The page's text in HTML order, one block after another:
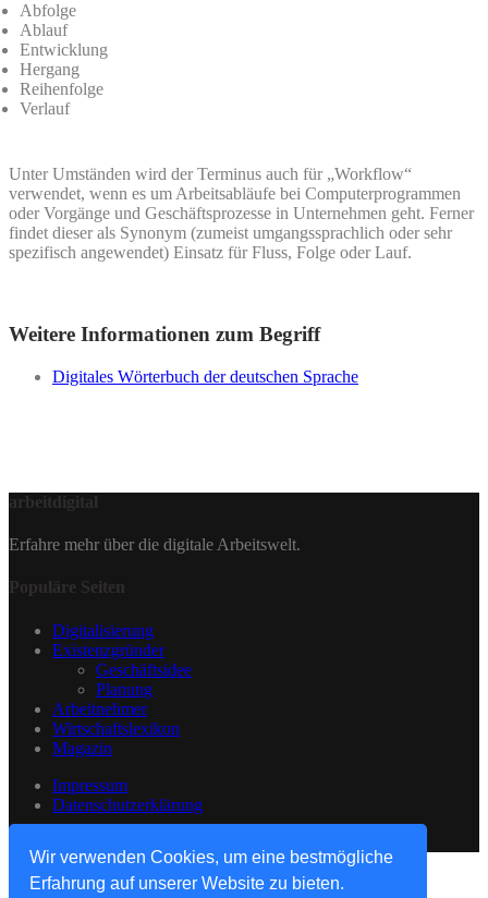
Wir verwenden Cookies, um eine bestmögliche
Erfahrung auf unserer Website zu bieten.
Abfolge
Ablauf
Entwicklung
Hergang
Reihenfolge
Verlauf
Unter Umständen wird der Terminus auch für „Workflow“
verwendet, wenn es um Arbeitsabläufe bei Computerprogrammen
oder Vorgänge und Geschäftsprozesse in Unternehmen geht. Ferner
findet dieser als Synonym (zumeist umgangssprachlich oder sehr
spezifisch angewendet) Einsatz für Fluss, Folge oder Lauf.
Weitere Informationen zum Begriff
Digitales Wörterbuch der deutschen Sprache
arbeitdigital
Erfahre mehr über die digitale Arbeitswelt.
Populäre Seiten
Digitalisierung
Existenzgründer
Geschäftsidee
Planung
Arbeitnehmer
Wirtschaftslexikon
Magazin
Impressum
Datenschutzerklärung